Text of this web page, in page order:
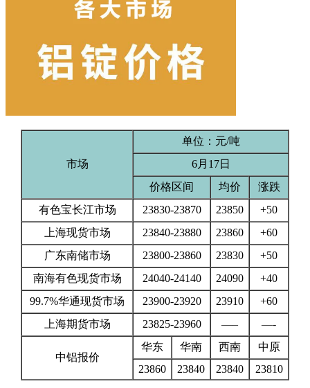
市场
单位：元/吨
6月17日
价格区间
均价
涨跌
有色宝长江市场
23830-23870 23850
+50
上海现货市场
23840-23880 23860
+60
广东南储市场
23800-23860 23830
+50
南海有色现货市场
24040-24140 24090
+40
99.7%华通现货市场
23900-23920 23910
+60
上海期货市场
23825-23960 —– —-
中铝报价
华东 华南 西南
中原
23860
23840 23840 23810